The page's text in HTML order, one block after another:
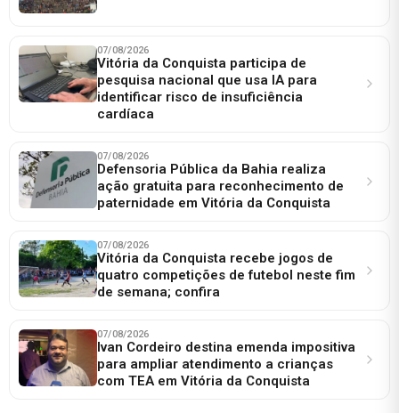
07/08/2026
Vitória da Conquista participa de
pesquisa nacional que usa IA para
identificar risco de insuficiência
cardíaca
07/08/2026
Defensoria Pública da Bahia realiza
ação gratuita para reconhecimento de
paternidade em Vitória da Conquista
07/08/2026
Vitória da Conquista recebe jogos de
quatro competições de futebol neste fim
de semana; confira
07/08/2026
Ivan Cordeiro destina emenda impositiva
para ampliar atendimento a crianças
com TEA em Vitória da Conquista